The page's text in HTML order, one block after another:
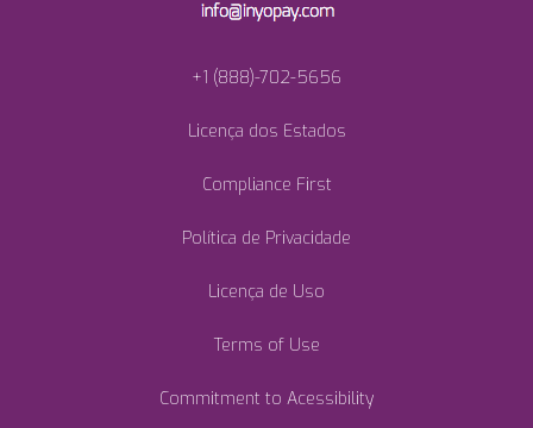
+1 (888)-702-5656
Licença dos Estados
Compliance First
Política de Privacidade
Licença de Uso
Terms of Use
Commitment to Acessibility